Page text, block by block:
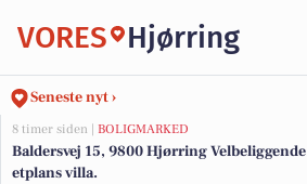
VORES Hjørring
Seneste nyt ›
8 timer siden | BOLIGMARKED
Baldersvej 15, 9800 Hjørring Velbeliggende
etplans villa.